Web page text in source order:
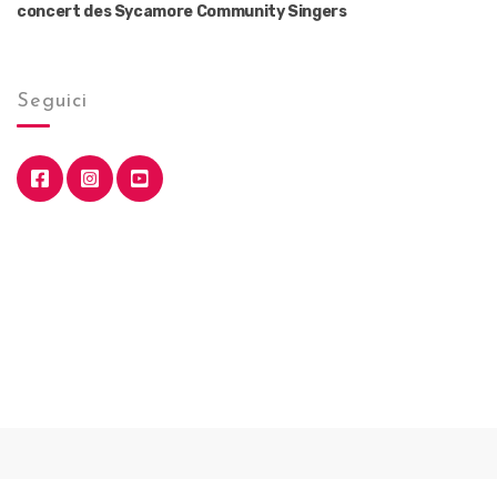
concert des Sycamore Community Singers
Seguici